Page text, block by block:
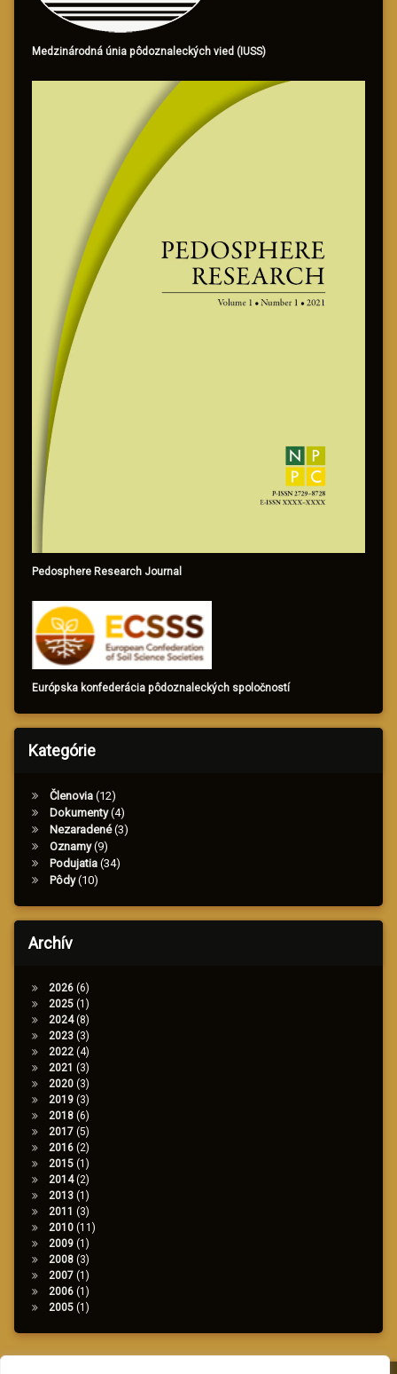
Medzinárodná únia pôdoznaleckých vied (IUSS)
Pedosphere Research Journal
Európska konfederácia pôdoznaleckých spoločností
Kategórie
Členovia (12)
Dokumenty(4)
Nezaradené(3)
Oznamy(9)
Podujatia (34)
Pôdy(10)
Archív
2026(6)
2025(1)
2024(8)
2023(3)
2022(4)
2021 (3)
2020(3)
2019(3)
2018(6)
2017(5)
2016(2)
2015(1)
2014(2)
2013(1)
2011 (3)
2010(11)
2009(1)
2008(3)
2007(1)
2006(1)
2005(1)